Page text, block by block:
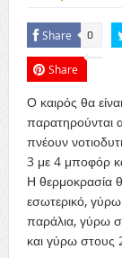
Share 0
Share
Ο καιρός θα
παρατηρούνται
πνέουν
3 με 4 μποφόρ
Η θερμοκρασία
εσωτερικό,
παράλια, γύρω
και γύρω στους